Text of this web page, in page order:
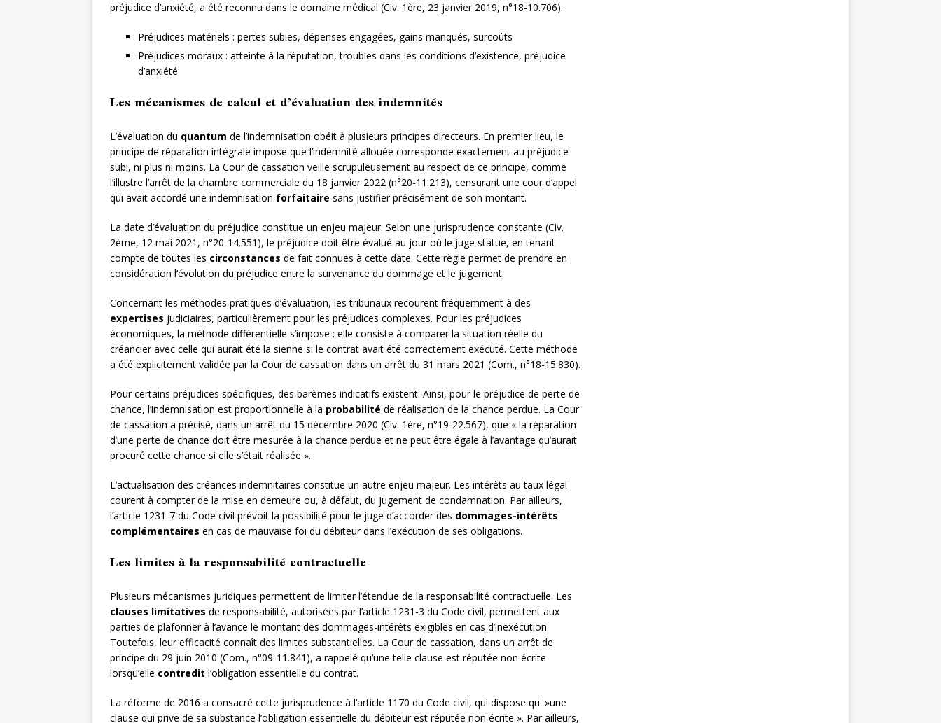
préjudice d’anxiété, a été reconnu dans le domaine médical (Civ. 1ère, 23 janvier 2019, n°18-10.706).
Préjudices matériels : pertes subies, dépenses engagées, gains manqués, surcoûts
Préjudices moraux : atteinte à la réputation, troubles dans les conditions d’existence, préjudice
d’anxiété
Les mécanismes de calcul et d’évaluation des indemnités
L’évaluation du quantum de l’indemnisation obéit à plusieurs principes directeurs. En premier lieu, le
principe de réparation intégrale impose que l’indemnité allouée corresponde exactement au préjudice
subi, ni plus ni moins. La Cour de cassation veille scrupuleusement au respect de ce principe, comme
l’illustre l’arrêt de la chambre commerciale du 18 janvier 2022 (n°20-11.213), censurant une cour d’appel
qui avait accordé une indemnisation forfaitaire sans justifier précisément de son montant.
La date d’évaluation du préjudice constitue un enjeu majeur. Selon une jurisprudence constante (Civ.
2ème, 12 mai 2021, n°20-14.551), le préjudice doit être évalué au jour où le juge statue, en tenant
compte de toutes les circonstances de fait connues à cette date. Cette règle permet de prendre en
considération l’évolution du préjudice entre la survenance du dommage et le jugement.
Concernant les méthodes pratiques d’évaluation, les tribunaux recourent fréquemment à des
expertises judiciaires, particulièrement pour les préjudices complexes. Pour les préjudices
économiques, la méthode différentielle s’impose : elle consiste à comparer la situation réelle du
créancier avec celle qui aurait été la sienne si le contrat avait été correctement exécuté. Cette méthode
a été explicitement validée par la Cour de cassation dans un arrêt du 31 mars 2021 (Com., n°18-15.830).
Pour certains préjudices spécifiques, des barèmes indicatifs existent. Ainsi, pour le préjudice de perte de
chance, l’indemnisation est proportionnelle à la probabilité de réalisation de la chance perdue. La Cour
de cassation a précisé, dans un arrêt du 15 décembre 2020 (Civ. 1ère, n°19-22.567), que « la réparation
d’une perte de chance doit être mesurée à la chance perdue et ne peut être égale à l’avantage qu’aurait
procuré cette chance si elle s’était réalisée ».
L’actualisation des créances indemnitaires constitue un autre enjeu majeur. Les intérêts au taux légal
courent à compter de la mise en demeure ou, à défaut, du jugement de condamnation. Par ailleurs,
l’article 1231-7 du Code civil prévoit la possibilité pour le juge d’accorder des dommages-intérêts
complémentaires en cas de mauvaise foi du débiteur dans l’exécution de ses obligations.
Les limites à la responsabilité contractuelle
Plusieurs mécanismes juridiques permettent de limiter l’étendue de la responsabilité contractuelle. Les
clauses limitatives de responsabilité, autorisées par l’article 1231-3 du Code civil, permettent aux
parties de plafonner à l’avance le montant des dommages-intérêts exigibles en cas d’inexécution.
Toutefois, leur efficacité connaît des limites substantielles. La Cour de cassation, dans un arrêt de
principe du 29 juin 2010 (Com., n°09-11.841), a rappelé qu’une telle clause est réputée non écrite
lorsqu’elle contredit l’obligation essentielle du contrat.
La réforme de 2016 a consacré cette jurisprudence à l’article 1170 du Code civil, qui dispose qu' »une
clause qui prive de sa substance l’obligation essentielle du débiteur est réputée non écrite ». Par ailleurs,